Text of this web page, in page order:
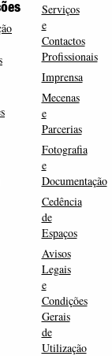
Serviços
e
Contactos
Profissionais
Imprensa
Mecenas
e
Parcerias
Fotografia
e
Documentação
Cedência
de
Espaços
Avisos
Legais
e
Condições
Gerais
de
Utilização